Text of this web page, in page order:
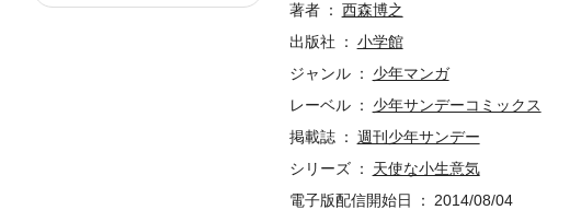
著者
西森博之
出版社
小学館
ジャンル
少年マンガ
レーベル
少年サンデーコミックス
掲載誌
週刊少年サンデー
シリーズ
天使な小生意気
電子版配信開始日
2014/08/04